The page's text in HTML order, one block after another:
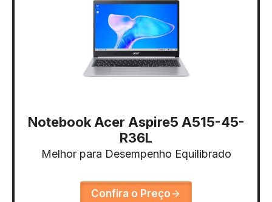
Notebook Acer Aspire5 A515-45-
R36L
Melhor para Desempenho Equilibrado
Confira o Preço